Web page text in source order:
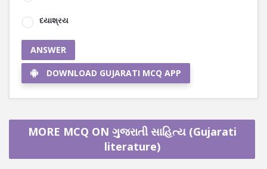
દયાશ્રય
ANSWER
DOWNLOAD GUJARATI MCQ APP
MORE MCQ ON ગુજરાતી સાહિત્ય (Gujarati
literature)